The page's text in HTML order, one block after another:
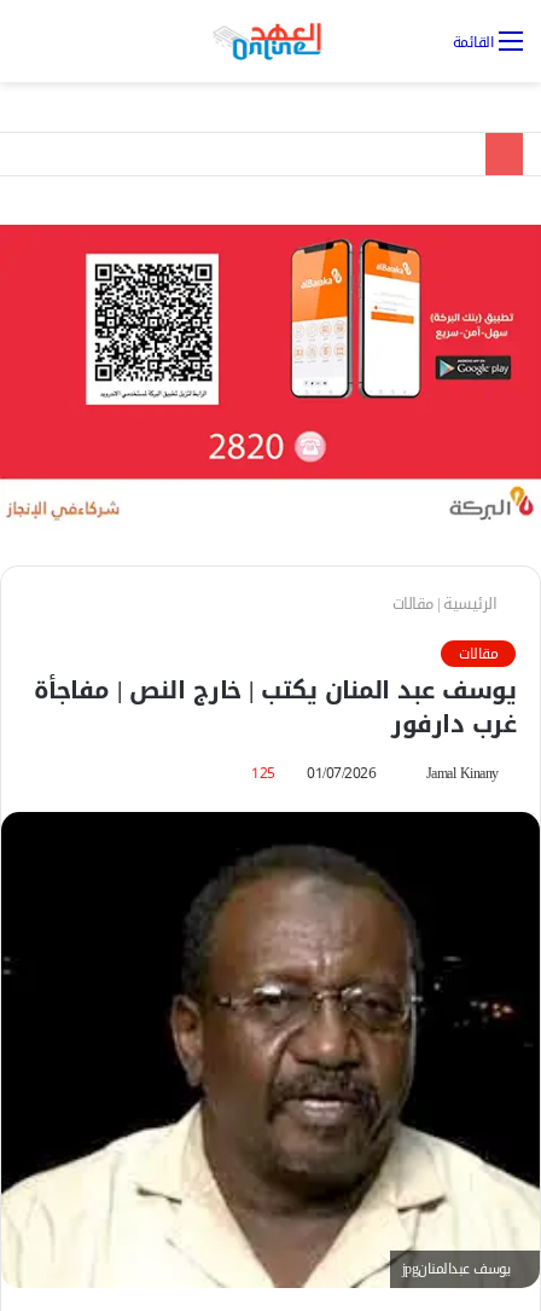
القائمة
الرئيسية|مقالات
مقالات
يوسف عبد المنان يكتب | خارج النص | مفاجأة
غرب دارفور
Jamal Kinany
ر
ا
إ
ك
ت
ر
و
ن
ا
01/07/2026
125
يوسف عبدالمنانjpg